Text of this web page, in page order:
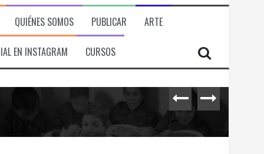
ECONOMICA Y POLITICA
QUIÉNES SOMOS PUBLICAR ARTE
EN INSTAGRAM CURSOS